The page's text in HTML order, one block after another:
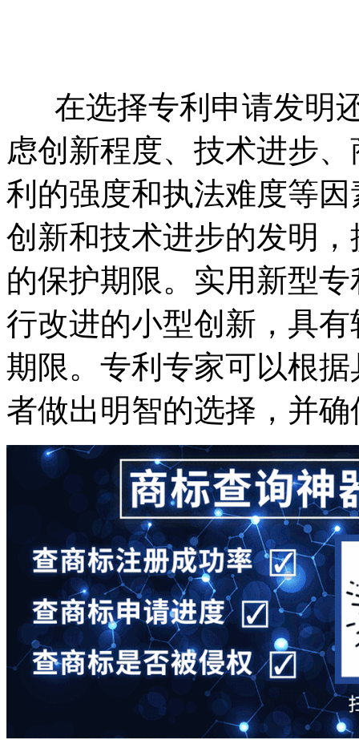
在选择专利申请发明
虑创新程度、技术进步
利的强度和执法难度等
创新和技术进步的发明
的保护期限。实用新型
行改进的小型创新，具
期限。专利专家可以根
者做出明智的选择，并